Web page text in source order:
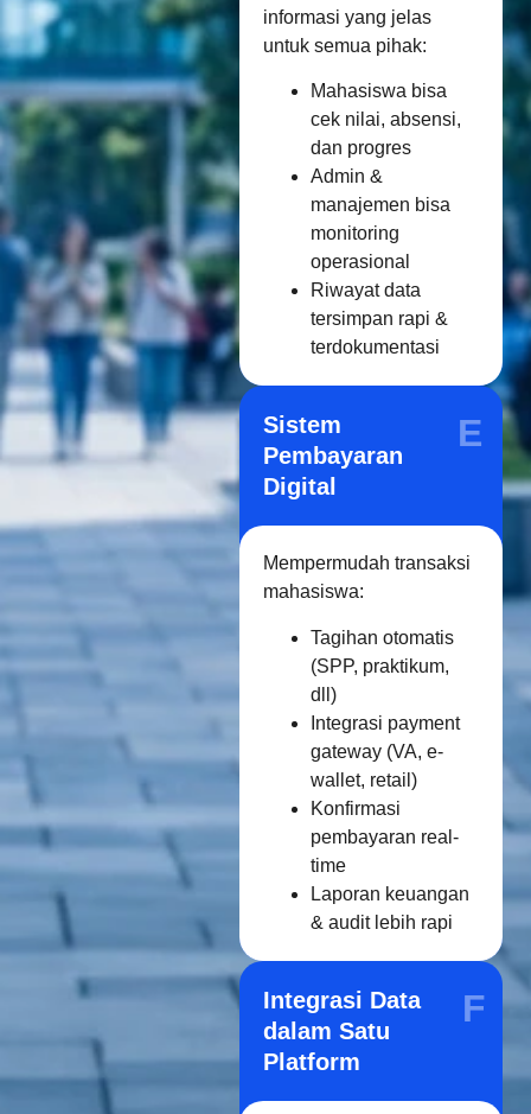
informasi yang jelas
untuk semua pihak:
Mahasiswa bisa
cek nilai, absensi,
dan progres
Admin &
manajemen bisa
monitoring
operasional
Riwayat data
tersimpan rapi &
terdokumentasi
Sistem
Pembayaran
Digital
E
Mempermudah transaksi
mahasiswa:
Tagihan otomatis
(SPP, praktikum,
dll)
Integrasi payment
gateway (VA, e-
wallet, retail)
Konfirmasi
pembayaran real-
time
Laporan keuangan
& audit lebih rapi
Integrasi Data
dalam Satu
Platform
F